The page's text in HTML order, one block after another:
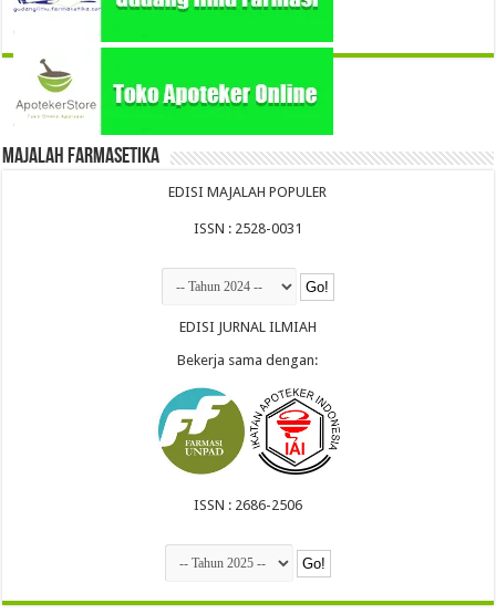
Majalah Farmasetika
EDISI MAJALAH POPULER
ISSN : 2528-0031
EDISI JURNAL ILMIAH
Bekerja sama dengan:
ISSN : 2686-2506